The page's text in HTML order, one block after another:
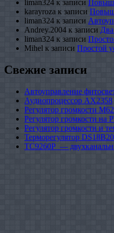
liman324 к записи
karayroza к записи
liman324 к записи
Andrey.2004 к записи
liman324 к записи
Mihel к записи Простой
Свежие записи
Автоуправление
Аудиопроцессор AX2358
Регулятор громкости
Регулятор громкости
Регулятор громкости и
Терморегулятор
TC9260P —